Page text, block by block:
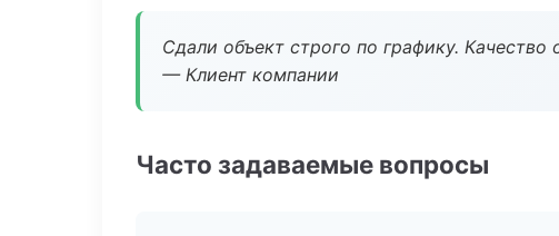
Сдали объект строго по графику.
— Клиент компании
Часто задаваемые вопросы